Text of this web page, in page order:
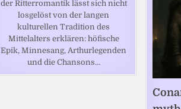
der Ritterromantik lässt sich nicht
losgelöst von der langen
kulturellen Tradition des
Mittelalters erklären: höfische
Epik, Minnesang, Arthurlegenden
und die Chansons…